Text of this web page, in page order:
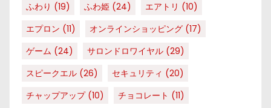
ふわり (19) ふわ姫 (24) エアトリ (10)
エプロン (11) オンラインショッピング (17)
ゲーム (24) サロンドロワイヤル (29)
スピークエル (26) セキュリティ (20)
チャップアップ(10) チョコレート (11)